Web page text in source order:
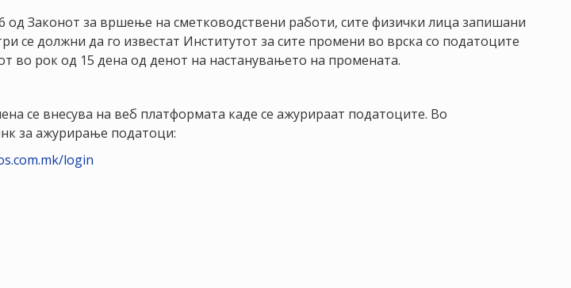
од Законот за вршење на сметководствени работи, сите физички лица запишани
се должни да го известат Институтот за сите промени во врска со податоците
во рок од 15 дена од денот на настанувањето на промената.
се внесува на веб платформата каде се ажурираат податоците. Во
за ажурирање податоци:
login